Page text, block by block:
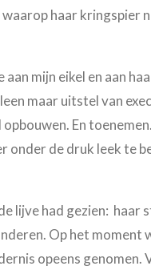
haar kringspier
mijn eikel en aan
maar uitstel van
En
de druk leek te
lijve had gezien: haar
Op het moment
opeens genomen.